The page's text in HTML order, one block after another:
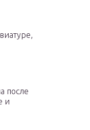
после
и